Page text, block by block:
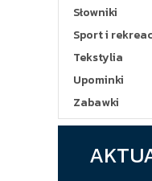
Słowniki
Sport i
Tekstylia
Upominki
Zabawki